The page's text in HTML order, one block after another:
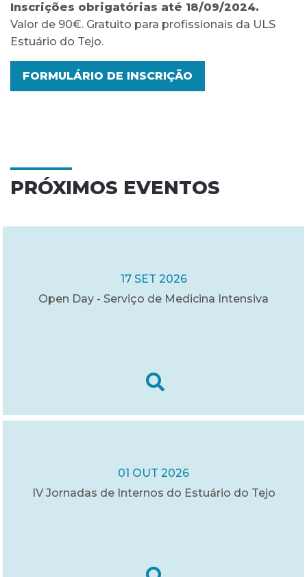
Inscrições obrigatórias até 18/09/2024.
Valor de 90€. Gratuito para profissionais da ULS
Estuário do Tejo.
FORMULÁRIO DE INSCRIÇÃO
PRÓXIMOS EVENTOS
17 SET 2026
Open Day - Serviço de Medicina Intensiva
01 OUT 2026
IV Jornadas de Internos do Estuário do Tejo